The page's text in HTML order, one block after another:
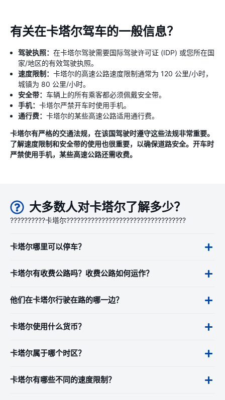
有关在卡塔尔驾车的一般信息？
驾驶执照： 在卡塔尔驾驶需要国际驾驶许可证 (IDP) 或您所在国
家/地区的有效驾驶执照。
速度限制： 卡塔尔的高速公路速度限制通常为 120 公里/小时，
城镇为 80 公里/小时。
安全带： 车辆上的所有乘客都必须佩戴安全带。
手机： 卡塔尔严禁开车时使用手机。
通行费： 卡塔尔的某些高速公路适用通行费。
卡塔尔有严格的交通法规，在该国驾驶时遵守这些法规非常重要。
了解速度限制和安全带的使用也很重要，以确保道路安全。开车时
严禁使用手机，某些高速公路还需收费。
大多数人对卡塔尔了解多少？
??????????卡塔尔??????????????????????????????????
卡塔尔哪里可以停车？
卡塔尔有收费公路吗？收费公路如何运作？
他们在卡塔尔行驶在路的哪一边？
卡塔尔使用什么货币？
卡塔尔属于哪个时区？
卡塔尔有哪些不同的速度限制？